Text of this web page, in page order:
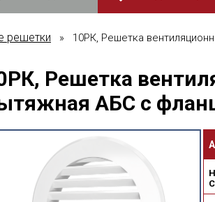
решетки » 10РК, Решетка
Решетка
АБС с